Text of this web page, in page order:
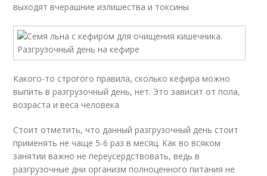
выходят вчерашние излишества и токсины
Какого-то строгого правила, сколько кефира можно
выпить в разгрузочный день, нет. Это зависит от пола,
возраста и веса человека
Стоит отметить, что данный разгрузочный день стоит
применять не чаще 5-6 раз в месяц. Как во всяком
занятии важно не переусердствовать, ведь в
разгрузочные дни организм полноценного питания не